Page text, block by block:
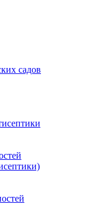
садов